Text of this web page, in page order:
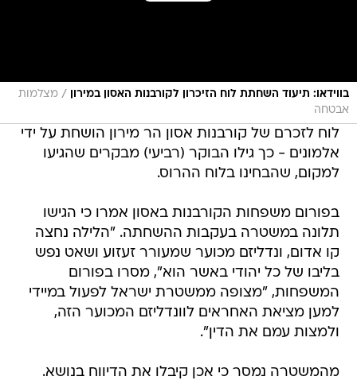
בווידאו: תיעוד השחתת לוח הזיכרון לקורבנות האסון במירון / מצלמות
אבטחה
לוח לזכרם של קורבנות אסון הר מירון הושחת על ידי
אלמונים - כך גילו הבוקר (רביעי) מבקרים שהגיעו
למקום, שהבחינו בלוח ההרוס.
בפורום משפחות הקורבנות באסון אמרו כי הגישו
תלונה במשטרה בעקבות ההשחתה. "הלילה נחצה
קו אדום, ונדליזם מכוער שמעורר זעזוע ושאט נפש
בליבו של כל יהודי באשר הוא", מסרו בפורום
המשפחות, "מצופה ממשטרת ישראל לפעול במיידי
למען מציאת האחראים לוונדליזם המכוער הזה,
ולמצות עמם את הדין".
מהמשטרה נמסר כי אכן קיבלו את הדיווח בנושא.